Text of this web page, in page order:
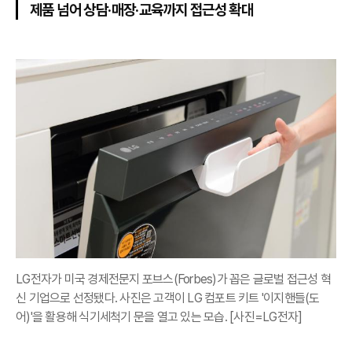
제품 넘어 상담·매장·교육까지 접근성 확대
LG전자가 미국 경제전문지 포브스(Forbes)가 꼽은 글로벌 접근성 혁
신 기업으로 선정됐다. 사진은 고객이 LG 컴포트 키트 '이지핸들(도
어)'을 활용해 식기세척기 문을 열고 있는 모습. [사진=LG전자]